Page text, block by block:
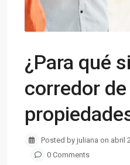
¿Para qué
corredor de
Posted by juliana on abril
0 Comments